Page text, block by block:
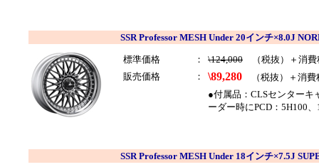
SSR Professor MESH Under 20インチ×8.0J
標準価格 ： \124,000 （税抜）＋消費
販売価格
： \89,280 （税抜）＋消費
●付属品：CLSセンター
ーダー時にPCD：5H100
SSR Professor MESH Under 18インチ×7.5J